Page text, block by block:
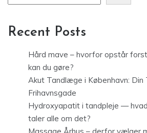
Recent Posts
Hård mave – hvorfor opstår
kan du gøre?
Akut Tandlæge i København: Din
Frihavnsgade
Hydroxyapatit i tandpleje —
taler alle om det?